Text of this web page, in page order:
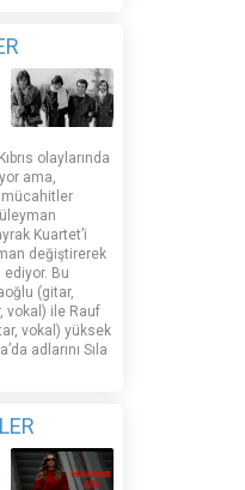
olaylarında
ama,
mücahitler
Kuartet’i
değiştirerek
ediyor. Bu
(gitar,
vokal) ile Rauf
vokal) yüksek
adlarını Sıla